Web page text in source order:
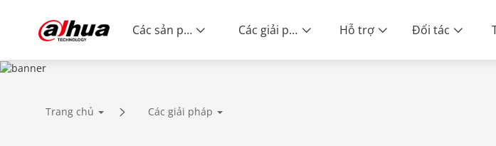
Các sản phẩm Các giải pháp Hỗ trợ Đối tác
SOLUTIONS
Trang chủ Các giải pháp